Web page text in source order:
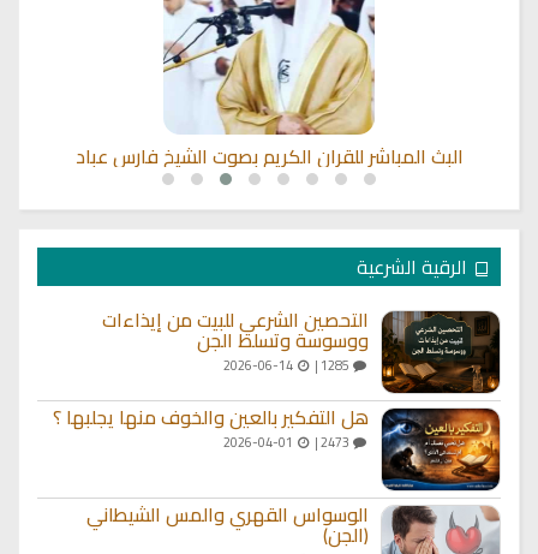
البث المباشر للقران الكريم بصوت الشيخ فارس عباد
الرقية الشرعية
التحصين الشرعي للبيت من إيذاءات
ووسوسة وتسلط الجن
2026-06-14
هل التفكير بالعين والخوف منها يجلبها ؟
الوسواس القهري والمس الشيطاني
(الجن)